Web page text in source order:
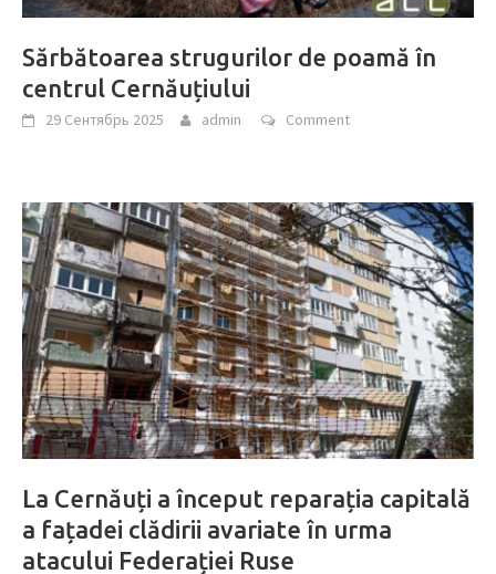
Sărbătoarea strugurilor de poamă în
centrul Cernăuțiului
29 Сентябрь 2025 admin Comment
La Cernăuți a început reparația capitală
a fațadei clădirii avariate în urma
atacului Federației Ruse